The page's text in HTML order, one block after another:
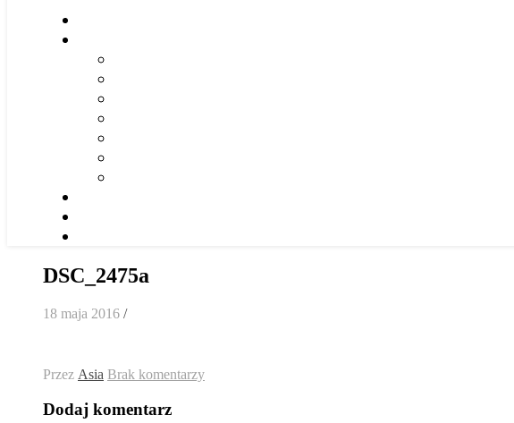
DSC_2475a
18 maja 2016 /
Przez Asia Brak komentarzy
Dodaj komentarz